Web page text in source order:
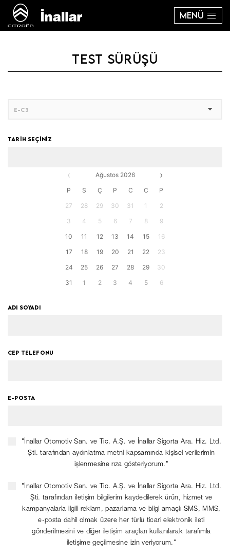
MENÜ
TEST SÜRÜŞÜ
TARİH SEÇİNİZ
‹ Ağustos 2026 ›
P S Ç P C C
P
27
28 29 30 31 1
2
3
4 5 6 7 8
9
10
11 12 13 14 15
16
17
18 19 20 21 22
23
24
25 26 27 28 29
30
31
1 2 3 4 5 6
ADI SOYADI
CEP TELEFONU
E-POSTA
"İnallar Otomotiv San. ve Tic. A.Ş. ve İnallar Sigorta Ara. Hiz. Ltd.
Şti. tarafından aydınlatma metni kapsamında kişisel verilerimin
işlenmesine rıza gösteriyorum."
"İnallar Otomotiv San. ve Tic. A.Ş. ve İnallar Sigorta Ara. Hiz. Ltd.
Şti. tarafından iletişim bilgilerim kaydedilerek ürün, hizmet ve
kampanyalarla ilgili reklam, pazarlama ve bilgi amaçlı SMS, MMS,
e-posta dahil olmak üzere her türlü ticari elektronik ileti
gönderilmesini ve diğer iletişim araçları kullanılarak tarafımla
iletişime geçilmesine izin veriyorum."